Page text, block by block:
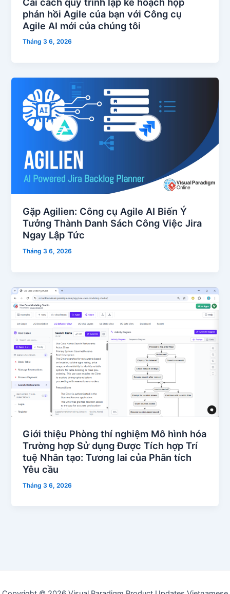
phản hồi Agile của bạn với Công cụ
Agile AI mới của chúng tôi
Tháng 3 6, 2026
Gặp Agilien: Công cụ Agile AI Biến Ý
Tưởng Thành Danh Sách Công Việc Jira
Ngay Lập Tức
Tháng 3 6, 2026
Giới thiệu Phòng thí nghiệm Mô hình hóa
Trường hợp Sử dụng Được Tích hợp Trí
tuệ Nhân tạo: Tương lai của Phân tích
Yêu cầu
Tháng 3 6, 2026